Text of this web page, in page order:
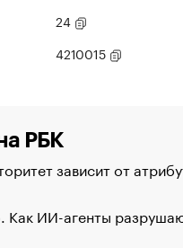
24
4210015
РБК
зависит от
Как ИИ-агенты